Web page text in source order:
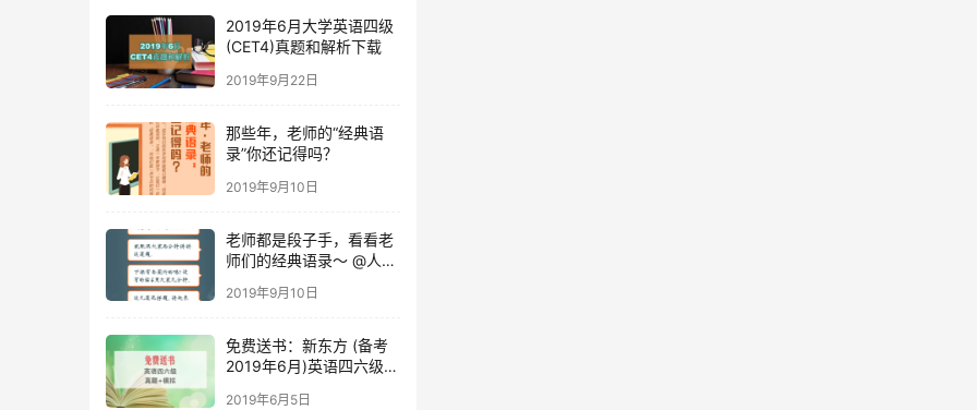
2019年6月大学英语四级
(CET4)真题和解析下载
2019年9月22日
那些年，老师的“经典语
录”你还记得吗？
2019年9月10日
老师都是段子手，看看老
师们的经典语录～ @人民
2019年9月10日
免费送书：新东方 (备考
2019年6月)英语四六级考
2019年6月5日